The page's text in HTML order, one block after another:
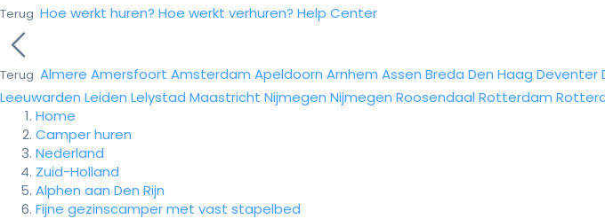
Terug Hoe werkt huren? Hoe werkt verhuren? Help Center
Terug Almere Amersfoort Amsterdam Apeldoorn Arnhem Assen Breda Den Haag Deventer
Leeuwarden Leiden Lelystad Maastricht Nijmegen Nijmegen Roosendaal Rotterdam
Home
Camper huren
Nederland
Zuid-Holland
Alphen aan Den Rijn
Fijne gezinscamper met vast stapelbed